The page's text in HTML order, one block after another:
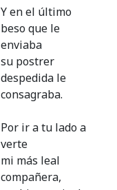
Y en el último
beso que le
enviaba
su postrer
despedida le
consagraba.
Por ir a tu lado a
verte
mi más leal
compañera,